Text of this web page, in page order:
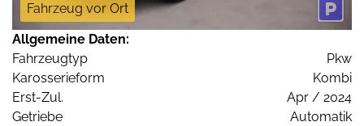
Fahrzeug vor Ort
Allgemeine Daten:
Fahrzeugtyp
Pkw
Karosserieform
Kombi
Erst-Zul.
Apr / 2024
Getriebe
Automatik